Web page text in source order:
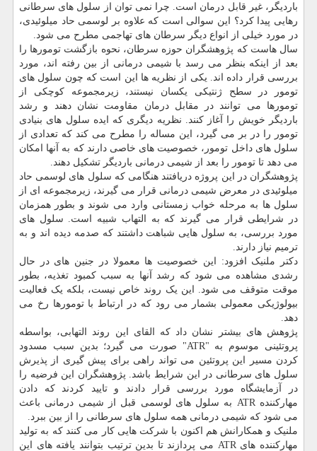
باردیگر، غیر قابل درمان است. چرا نمی توان از سلول های سرطانی
رهایی پیدا کرد؟ این سوالی است که علاوه بر لوسمی حاد میلوئیدی،
در مورد خیلی از انواع دیگر سرطان های تهاجمی مطرح می شود.
سال هاست که پژوهشگران حوزه سرطان، نحوه بازگشت تومورها را
بعد از اینکه بنظر می رسد با شیمی درمانی از بین رفته اند، مورد
بررسی قرار داده اند. یکی از نظریه ها این است که چون سلول های
تومور در سطح ژنتیکی یکسان نیستند، زیرمجموعه کوچکی از
تومورها می توانند در مقابل درمان مقاومت نشان دهند و رشد
باردیگر خویش را آغاز کنند. نظریه دیگری که ایده سلول های بنیادی
تومور را در بر می گیرد، این مساله را مطرح می کند که تعدادی از
سلول های داخل تومور، خصوصیت های خاصی دارند که به آنها امکان
می دهد تا تومور را بعد از شیمی درمانی باردیگر تشکیل دهند.
پژوهشگران در این پروژه دریافتند هنگامی که سلول های لوسمی حاد
میلوئیدی در معرض شیمی درمانی قرار می گیرند، زیرمجموعه ای از
سلول ها به مرحله خواب زمستانی وارد می شوند و بطور همزمان
در شرایطی قرار می گیرند که به التهاب شبیه است. سلول های
مورد بررسی، به سلول هایی شباهت داشتند که صدمه دیده اند و به
ترمیم نیاز دارند.
دکتر ملنیک افزود: این خصوصیت ها معمولا در جنین های در حال
رشدی مشاهده می شود که رشد آنها به سبب کمبود تغذیه، بطور
موقت متوقف می شود. این یک روند خاص نیست، بلکه یک فعالیت
بیولوژیکی معمولی بشمار می رود که در ارتباط با تومورها رخ می
دهد.
پژوهش های بیشتر نشان داد که القای این روند التهابی، بواسطه
پروتئینی موسوم به "ATR" صورت می گیرد؛ بدین سبب مسدود
کردن مسیر این پروتئین می تواند راهی برای پیش گیری از پذیرش
سلول های سرطانی در این شرایط باشد. پژوهشگران این فرضیه را
در آزمایشگاه مورد بررسی قرار دادند و تایید کردند که دادن
مهارکننده ATR به سلول های لوسمی قبل از شیمی درمانی باعث
می شود که شیمی درمانی همه سلول های سرطانی را از بین ببرد.
ملنیک و همکارانش هم اکنون با شرکت هایی کار می کنند که به تولید
مهارکننده های ATR می پردازند تا بدین ترتیب بتوانند یافته های این